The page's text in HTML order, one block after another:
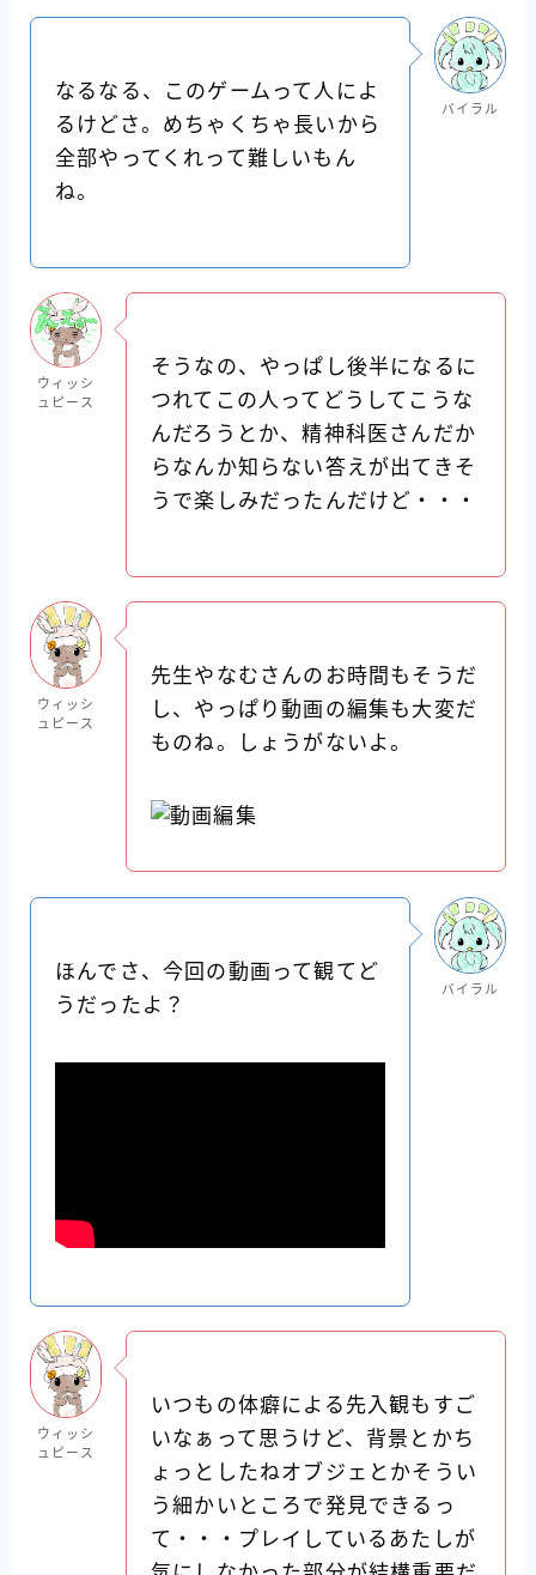
なるなる、このゲームって人によ
るけどさ。めちゃくちゃ長いから
全部やってくれって難しいもん
ね。
バイラル
ウィッシ
ュピース
そうなの、やっぱし後半になるに
つれてこの人ってどうしてこうな
んだろうとか、精神科医さんだか
らなんか知らない答えが出てきそ
うで楽しみだったんだけど・・・
ウィッシ
ュピース
先生やなむさんのお時間もそうだ
し、やっぱり動画の編集も大変だ
ものね。しょうがないよ。
ほんでさ、今回の動画って観てど
うだったよ？
バイラル
ウィッシ
ュピース
いつもの体癖による先入観もすご
いなぁって思うけど、背景とかち
ょっとしたねオブジェとかそうい
う細かいところで発見できるっ
て・・・プレイしているあたしが